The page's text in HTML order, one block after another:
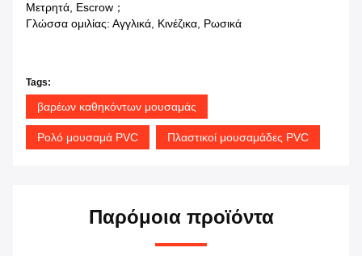
Μετρητά, Escrow；
Γλώσσα ομιλίας: Αγγλικά, Κινέζικα, Ρωσικά
Tags:
βαρέων καθηκόντων μουσαμάς
Ρολό μουσαμά PVC Πλαστικοί μουσαμάδες PVC
Παρόμοια προϊόντα